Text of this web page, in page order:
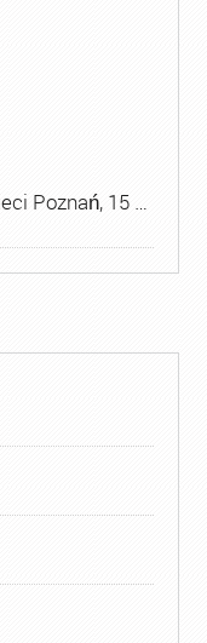
Poznań, 15 …